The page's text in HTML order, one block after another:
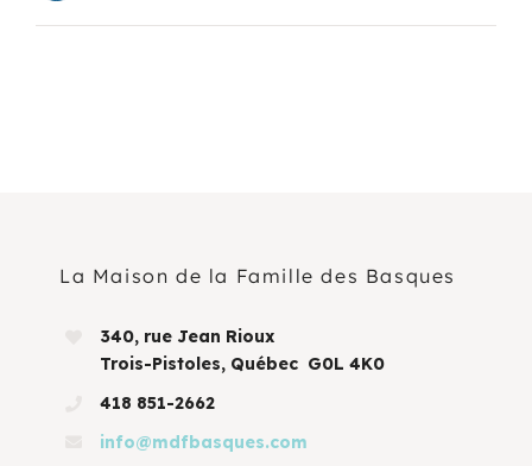
La Maison de la Famille des Basques
340, rue Jean Rioux
Trois-Pistoles, Québec G0L 4K0
418 851-2662
info@mdfbasques.com